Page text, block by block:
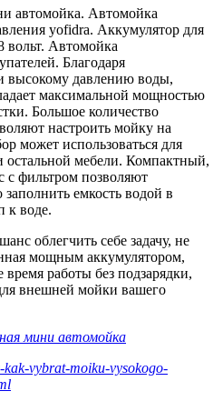
автомойка. Автомойка
yofidra. Аккумулятор для
вольт. Автомойка
Благодаря
высокому давлению воды,
максимальной мощностью
Большое количество
настроить мойку на
может использоваться для
остальной мебели. Компактный,
фильтром позволяют
емкость водой в
к воде.
облегчить себе задачу, не
мощным аккумулятором,
работы без подзарядки,
внешней мойки вашего
мини автомойка
vybrat-moiku-vysokogo-